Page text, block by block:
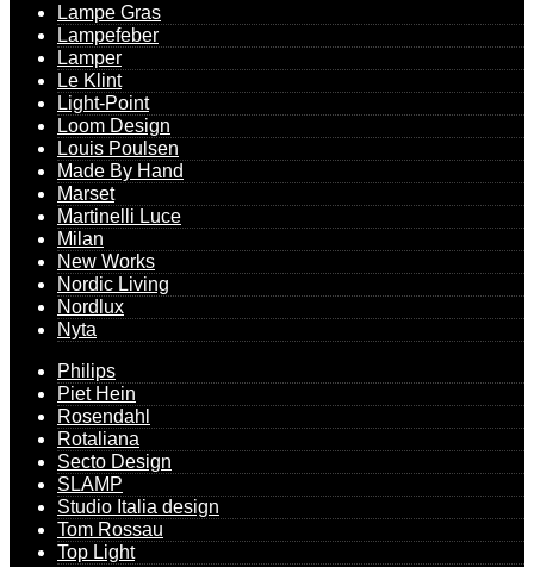
Lampe Gras
Lampefeber
Lamper
Le Klint
Light-Point
Loom Design
Louis Poulsen
Made By Hand
Marset
Martinelli Luce
Milan
New Works
Nordic Living
Nordlux
Nyta
Philips
Piet Hein
Rosendahl
Rotaliana
Secto Design
SLAMP
Studio Italia design
Tom Rossau
Top Light